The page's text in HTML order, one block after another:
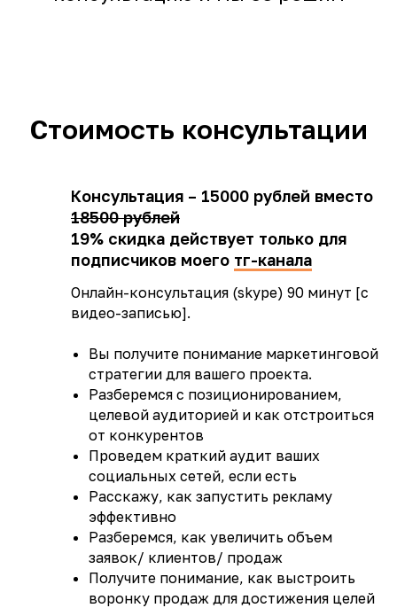
Стоимость консультации
Консультация – 15000 рублей вместо
18500 рублей
19% скидка действует только для
подписчиков моего тг-канала
Онлайн-консультация (skype) 90 минут [с
видео-записью].
Вы получите понимание маркетинговой
стратегии для вашего проекта.
Разберемся с позиционированием,
целевой аудиторией и как отстроиться
от конкурентов
Проведем краткий аудит ваших
социальных сетей, если есть
Расскажу, как запустить рекламу
эффективно
Разберемся, как увеличить объем
заявок/ клиентов/ продаж
Получите понимание, как выстроить
воронку продаж для достижения целей